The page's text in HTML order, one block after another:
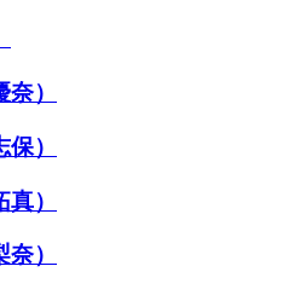
）
）
）
）